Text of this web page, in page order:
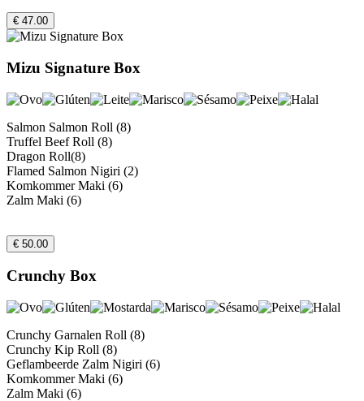
€ 47.00
Mizu Signature Box
Salmon Salmon Roll (8)
Truffel Beef Roll (8)
Dragon Roll(8)
Flamed Salmon Nigiri (2)
Komkommer Maki (6)
Zalm Maki (6)
€ 50.00
Crunchy Box
Crunchy Garnalen Roll (8)
Crunchy Kip Roll (8)
Geflambeerde Zalm Nigiri (6)
Komkommer Maki (6)
Zalm Maki (6)